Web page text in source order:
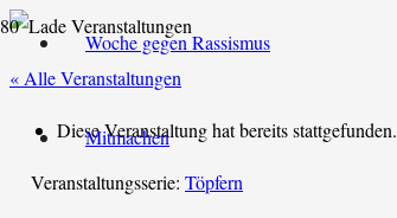
Woche gegen Rassismus
Mitmachen
« Alle Veranstaltungen
Diese Veranstaltung hat bereits stattgefunden.
Veranstaltungsserie: Töpfern